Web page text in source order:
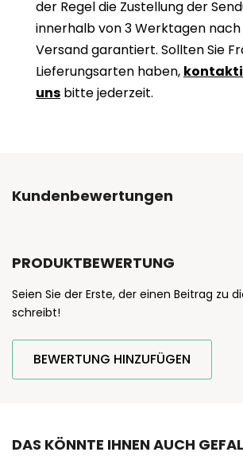
der Regel die Zustellung der
innerhalb von 3 Werktagen
Versand garantiert. Sollten Sie
Lieferungsarten haben,
uns bitte jederzeit.
Kundenbewertungen
PRODUKTBEWERTUNG
Seien Sie der Erste, der einen Beitrag zu
schreibt!
BEWERTUNG HINZUFÜGEN
DAS KÖNNTE IHNEN AUCH